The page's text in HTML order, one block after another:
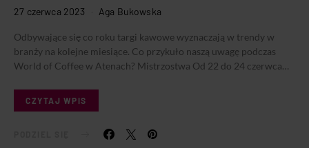
27 czerwca 2023 Aga Bukowska
Odbywające się co roku targi kawowe wyznaczają w trendy w
branży na kolejne miesiące. Co przykuło naszą uwagę podczas
World of Coffee w Atenach? Mistrzostwa Od 22 do 24 czerwca…
CZYTAJ WPIS